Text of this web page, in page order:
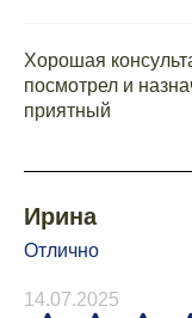
Хорошая
посмотрел и
приятный
Ирина
Отлично
14.07.2025